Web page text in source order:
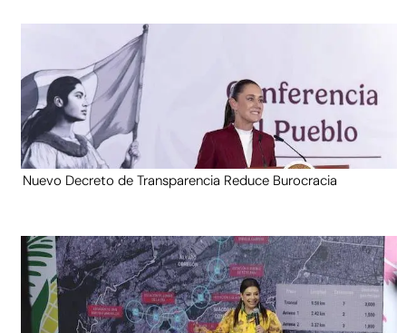
Nuevo Decreto de Transparencia Reduce Burocracia